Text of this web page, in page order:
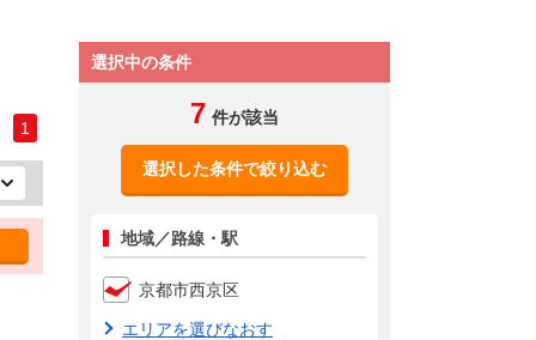
1
選択中の条件
7 件が該当
選択した条件で絞り込む
地域／路線・駅
京都市西京区
エリアを選びなおす